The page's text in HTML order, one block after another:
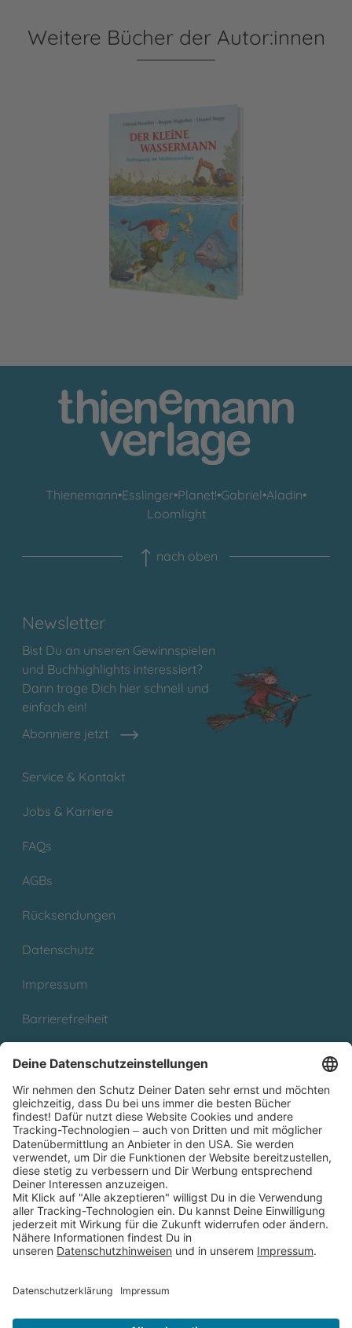
Weitere Bücher der Autor:innen
Der kleine Wassermann: Aufregung im Mühlenweiher
Thienemann•Esslinger•Planet!•Gabriel•Aladin•
Loomlight
nach oben
Newsletter
Bist Du an unseren Gewinnspielen
und Buchhighlights interessiert?
Dann trage Dich hier schnell und
einfach ein!
Abonniere jetzt
Service & Kontakt
Jobs & Karriere
FAQs
AGBs
Rücksendungen
Datenschutz
Impressum
Barrierefreiheit
Partnerprogramm (Affiliate)
Folge uns auf
* Versandkostenfrei ab 9,00 € Bestellwert innerhalb
Deutschlands
** Lieferzeit 1-3 Werktage innerhalb Deutschlands
Thienemann-Esslinger Verlag GmbH, Blumenstraße 36, D-70182